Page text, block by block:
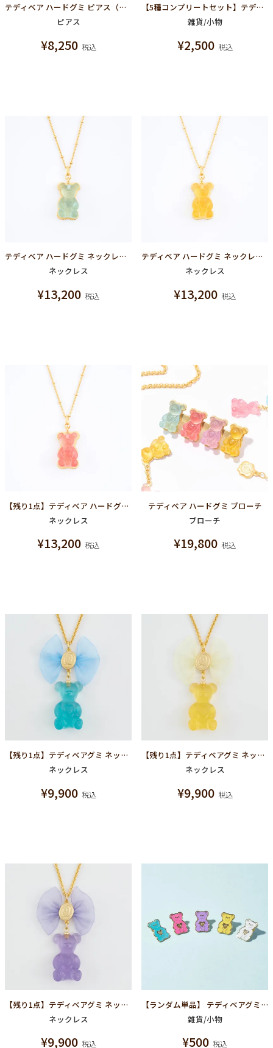
テディベア ハードグミ ピアス（シュガースノー）
ピアス
¥8,250 税込
【5種コンプリートセット】テディベアグミピンバッジ
雑貨/小物
¥2,500 税込
テディベア ハードグミ ネックレス（ソーダ）
ネックレス
¥13,200 税込
テディベア ハードグミ ネックレス（レモン）
ネックレス
¥13,200 税込
【残り1点】テディベア ハードグミ ネックレス（ストロベリー）
ネックレス
¥13,200 税込
テディベア ハードグミ ブローチ
ブローチ
¥19,800 税込
【残り1点】テディベアグミ ネックレス(ソーダ)
ネックレス
¥9,900 税込
【残り1点】テディベアグミ ネックレス(レモン)
ネックレス
¥9,900 税込
【残り1点】テディベアグミ ネックレス(グレープ)
ネックレス
¥9,900 税込
【ランダム単品】 テディベアグミピンバッジ
雑貨/小物
¥500 税込